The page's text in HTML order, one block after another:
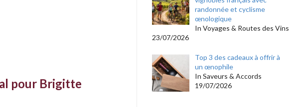
pour Brigitte
randonnée et cyclisme
œnologique
In Voyages & Routes des Vins
23/07/2026
Top 3 des cadeaux à offrir à
un œnophile
In Saveurs & Accords
19/07/2026